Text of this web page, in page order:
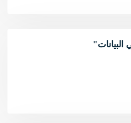
البيانات"